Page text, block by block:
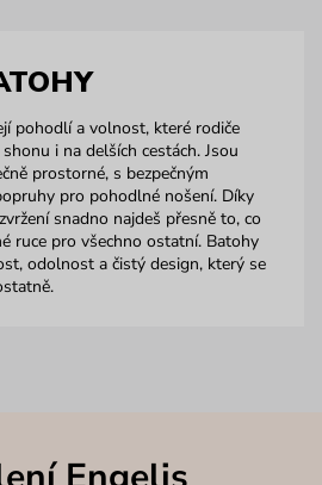
pohodlí a volnost, které rodiče
i na delších cestách. Jsou
prostorné, s bezpečným
pro pohodlné nošení. Díky
snadno najdeš přesně to, co
ruce pro všechno ostatní. Batohy
odolnost a čistý design, který se